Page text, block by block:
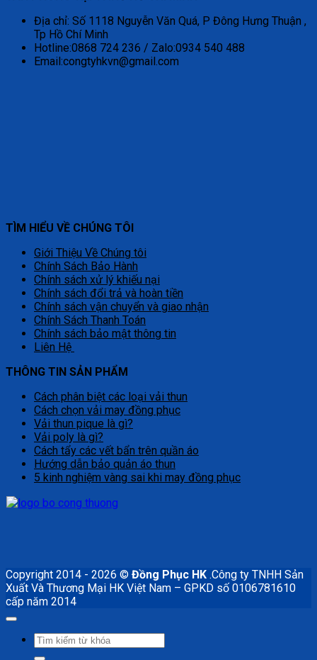
Địa chỉ: Số 1118 Nguyễn Văn Quá, P Đông Hưng Thuận ,
Tp Hồ Chí Minh
Hotline:0868 724 236 / Zalo:0934 540 488
Email:congtyhkvn@gmail.com
TÌM HIỂU VỀ CHÚNG TÔI
Giới Thiệu Về Chúng tôi
Chính Sách Bảo Hành
Chính sách xử lý khiếu nại
Chính sách đổi trả và hoàn tiền
Chính sách vận chuyển và giao nhận
Chính Sách Thanh Toán
Chính sách bảo mật thông tin
Liên Hệ
THÔNG TIN SẢN PHẨM
Cách phân biệt các loại vải thun
Cách chọn vải may đồng phục
Vải thun pique là gì?
Vải poly là gì?
Cách tẩy các vết bẩn trên quần áo
Hướng dẫn bảo quản áo thun
5 kinh nghiệm vàng sai khi may đồng phục
Copyright 2014 - 2026 © Đồng Phục HK .Công ty TNHH Sản
Xuất Và Thương Mại HK Việt Nam – GPKD số 0106781610
cấp năm 2014
Tìm
kiếm: